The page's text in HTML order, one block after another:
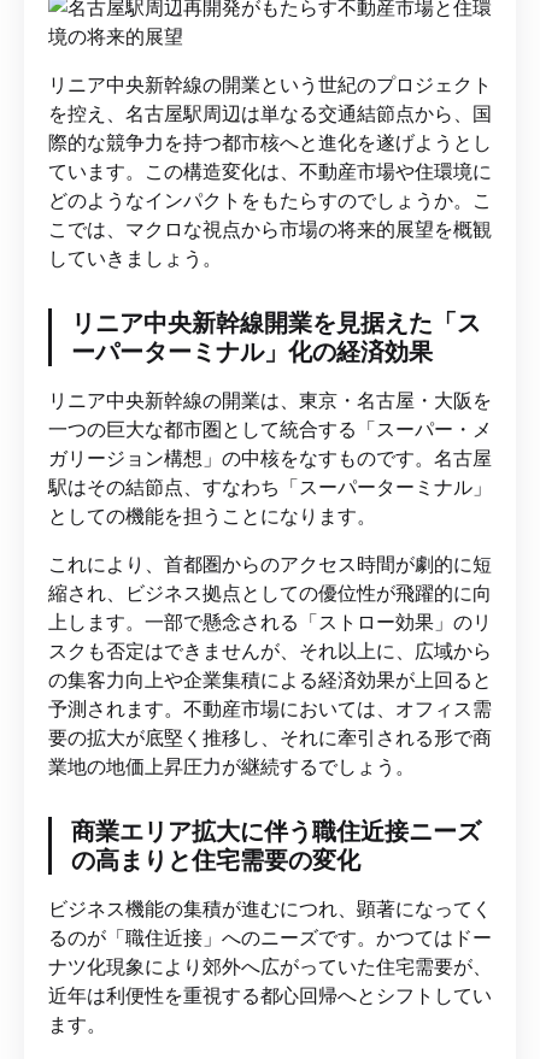
リニア中央新幹線の開業という世紀のプロジェクト
を控え、名古屋駅周辺は単なる交通結節点から、国
際的な競争力を持つ都市核へと進化を遂げようとし
ています。この構造変化は、不動産市場や住環境に
どのようなインパクトをもたらすのでしょうか。こ
こでは、マクロな視点から市場の将来的展望を概観
していきましょう。
リニア中央新幹線開業を見据えた「ス
ーパーターミナル」化の経済効果
リニア中央新幹線の開業は、東京・名古屋・大阪を
一つの巨大な都市圏として統合する「スーパー・メ
ガリージョン構想」の中核をなすものです。名古屋
駅はその結節点、すなわち「スーパーターミナル」
としての機能を担うことになります。
これにより、首都圏からのアクセス時間が劇的に短
縮され、ビジネス拠点としての優位性が飛躍的に向
上します。一部で懸念される「ストロー効果」のリ
スクも否定はできませんが、それ以上に、広域から
の集客力向上や企業集積による経済効果が上回ると
予測されます。不動産市場においては、オフィス需
要の拡大が底堅く推移し、それに牽引される形で商
業地の地価上昇圧力が継続するでしょう。
商業エリア拡大に伴う職住近接ニーズ
の高まりと住宅需要の変化
ビジネス機能の集積が進むにつれ、顕著になってく
るのが「職住近接」へのニーズです。かつてはドー
ナツ化現象により郊外へ広がっていた住宅需要が、
近年は利便性を重視する都心回帰へとシフトしてい
ます。